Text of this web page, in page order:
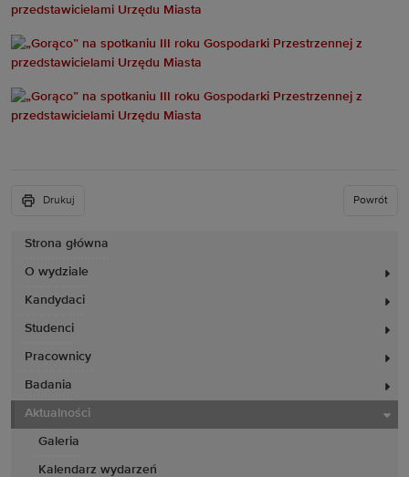
Strona główna
O wydziale
Kandydaci
Studenci
Pracownicy
Badania
Aktualności
Galeria
Kalendarz wydarzeń
Drukuj Powrót